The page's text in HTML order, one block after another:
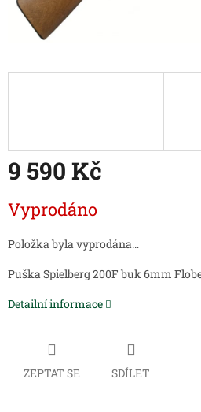
9 590 Kč
cena:
Vyprodáno
Položka byla vyprodána…
Puška Spielberg 200F buk 6mm
Detailní informace
ZEPTAT SE SDÍLET